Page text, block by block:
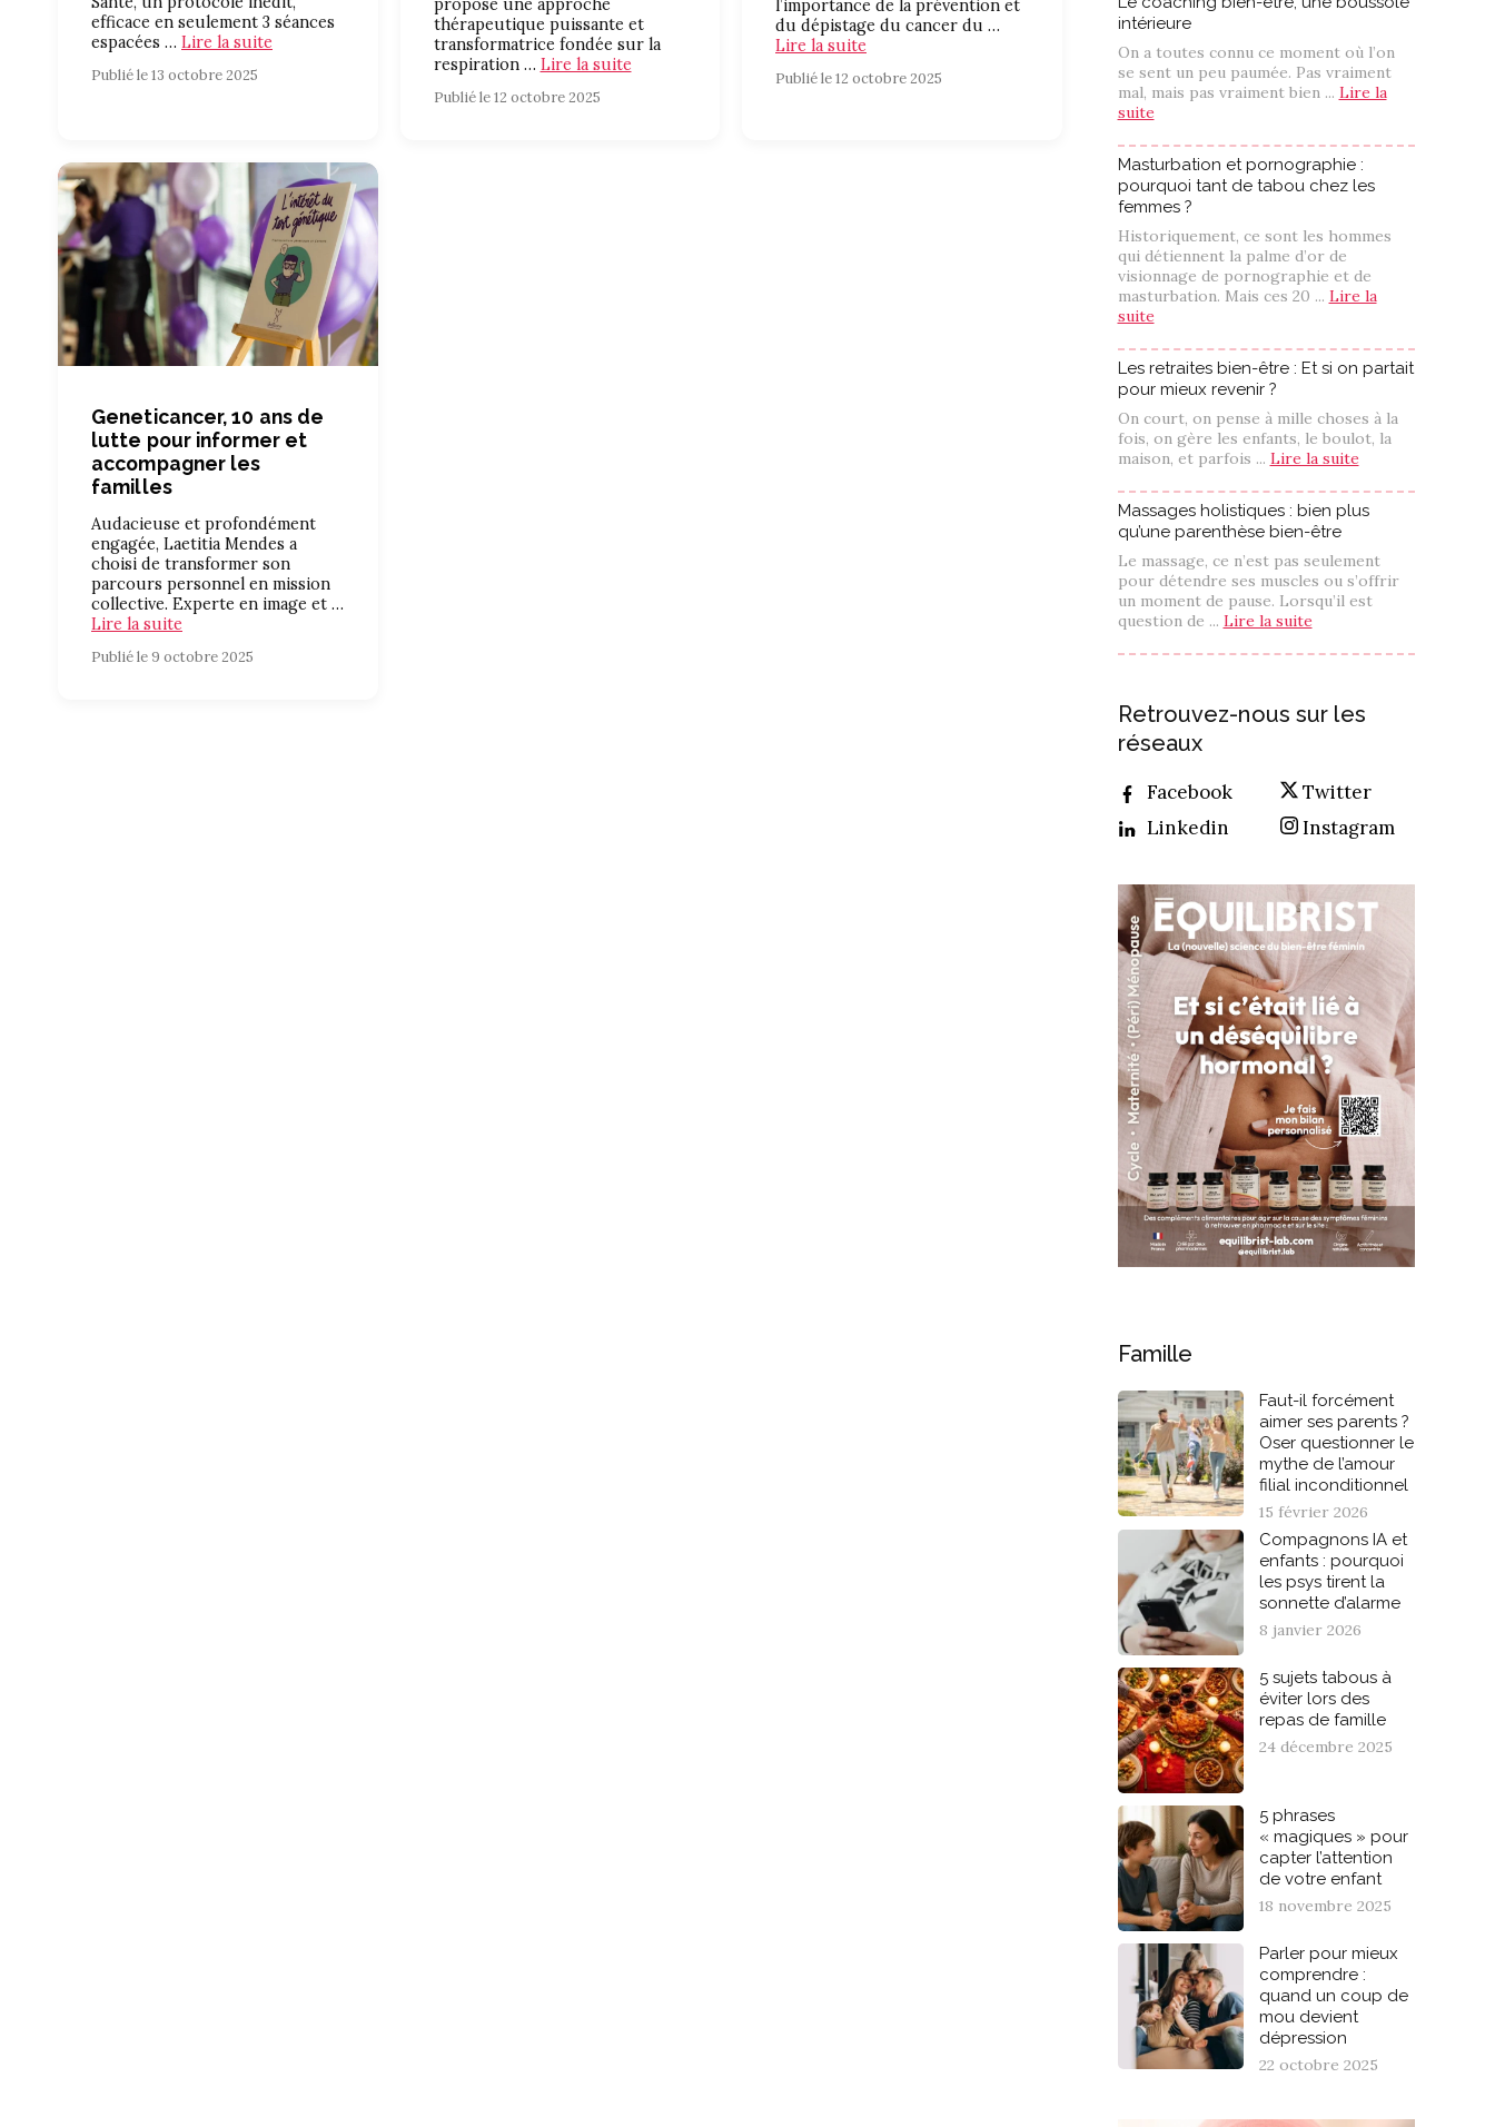
efficace en seulement 3 séances
espacées … Lire la suite
Publié le 13 octobre 2025
propose une approche
thérapeutique puissante et
transformatrice fondée sur la
respiration … Lire la suite
Publié le 12 octobre 2025
l’importance de la prévention et
du dépistage du cancer du …
Lire la suite
Publié le 12 octobre 2025
Geneticancer, 10 ans de
lutte pour informer et
accompagner les
familles
Audacieuse et profondément
engagée, Laetitia Mendes a
choisi de transformer son
parcours personnel en mission
collective. Experte en image et …
Lire la suite
Publié le 9 octobre 2025
intérieure
On a toutes connu ce moment où l’on
se sent un peu paumée. Pas vraiment
mal, mais pas vraiment bien ... Lire la
suite
Masturbation et pornographie :
pourquoi tant de tabou chez les
femmes ?
Historiquement, ce sont les hommes
qui détiennent la palme d’or de
visionnage de pornographie et de
masturbation. Mais ces 20 ... Lire la
suite
Les retraites bien-être : Et si on partait
pour mieux revenir ?
On court, on pense à mille choses à la
fois, on gère les enfants, le boulot, la
maison, et parfois ... Lire la suite
Massages holistiques : bien plus
qu’une parenthèse bien-être
Le massage, ce n’est pas seulement
pour détendre ses muscles ou s’offrir
un moment de pause. Lorsqu’il est
question de ... Lire la suite
Retrouvez-nous sur les
réseaux
Facebook
Twitter
Linkedin
Instagram
Famille
Faut-il forcément
aimer ses parents ?
Oser questionner le
mythe de l’amour
filial inconditionnel
15 février 2026
Compagnons IA et
enfants : pourquoi
les psys tirent la
sonnette d’alarme
8 janvier 2026
5 sujets tabous à
éviter lors des
repas de famille
24 décembre 2025
5 phrases
« magiques » pour
capter l’attention
de votre enfant
18 novembre 2025
Parler pour mieux
comprendre :
quand un coup de
mou devient
dépression
22 octobre 2025